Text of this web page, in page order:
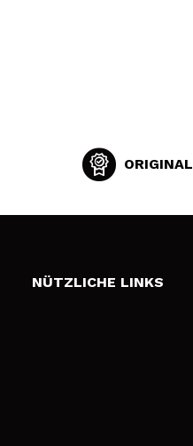
ORIGINAL
NÜTZLICHE LINKS